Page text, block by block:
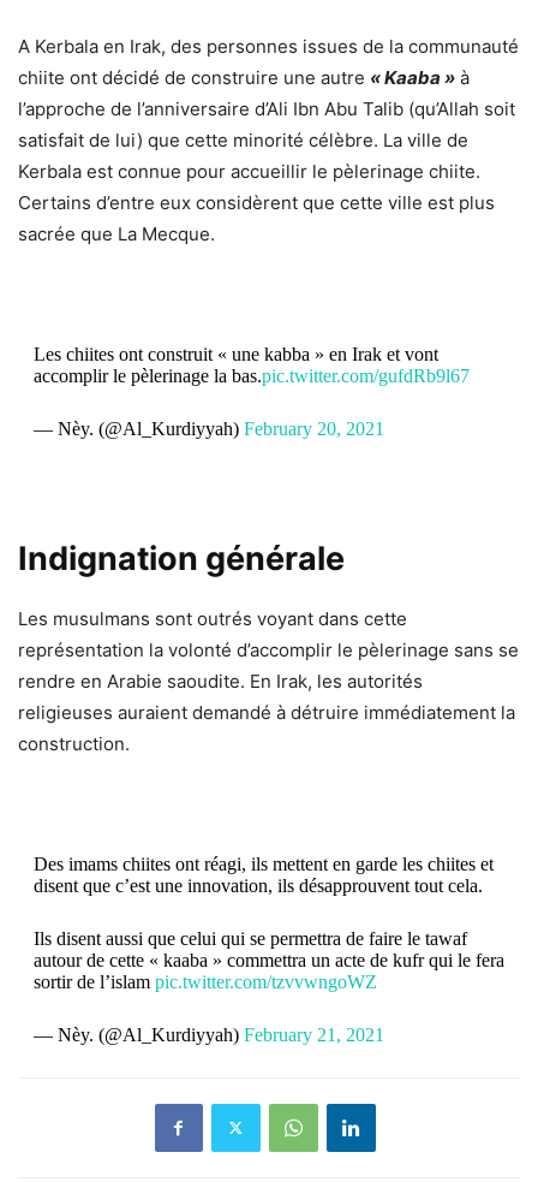
A Kerbala en Irak, des personnes issues de la communauté
chiite ont décidé de construire une autre « Kaaba » à
l’approche de l’anniversaire d’Ali Ibn Abu Talib (qu’Allah soit
satisfait de lui) que cette minorité célèbre. La ville de
Kerbala est connue pour accueillir le pèlerinage chiite.
Certains d’entre eux considèrent que cette ville est plus
sacrée que La Mecque.
Les chiites ont construit « une kabba » en Irak et vont
accomplir le pèlerinage la bas.pic.twitter.com/gufdRb9l67
— Nèy. (@Al_Kurdiyyah) February 20, 2021
Indignation générale
Les musulmans sont outrés voyant dans cette
représentation la volonté d’accomplir le pèlerinage sans se
rendre en Arabie saoudite. En Irak, les autorités
religieuses auraient demandé à détruire immédiatement la
construction.
Des imams chiites ont réagi, ils mettent en garde les chiites et
disent que c’est une innovation, ils désapprouvent tout cela.
Ils disent aussi que celui qui se permettra de faire le tawaf
autour de cette « kaaba » commettra un acte de kufr qui le fera
sortir de l’islam pic.twitter.com/tzvvwngoWZ
— Nèy. (@Al_Kurdiyyah) February 21, 2021